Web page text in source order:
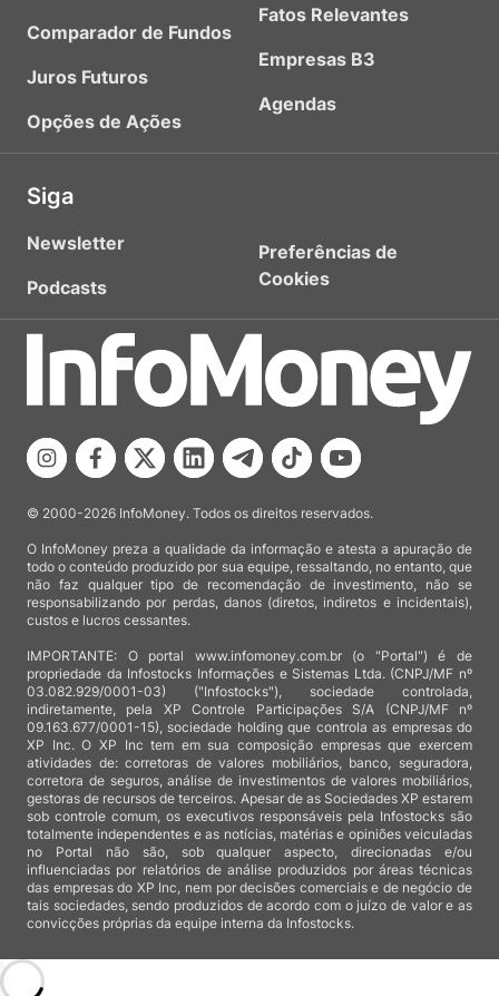
Comparador de Fundos
Juros Futuros
Opções de Ações
Fatos Relevantes
Empresas B3
Agendas
Siga
Newsletter
Podcasts
Preferências de
Cookies
© 2000-2026 InfoMoney. Todos os direitos reservados.
O InfoMoney preza a qualidade da informação e atesta a apuração de
todo o conteúdo produzido por sua equipe, ressaltando, no entanto, que
não faz qualquer tipo de recomendação de investimento, não se
responsabilizando por perdas, danos (diretos, indiretos e incidentais),
custos e lucros cessantes.
IMPORTANTE: O portal www.infomoney.com.br (o "Portal") é de
propriedade da Infostocks Informações e Sistemas Ltda. (CNPJ/MF nº
03.082.929/0001-03) ("Infostocks"), sociedade controlada,
indiretamente, pela XP Controle Participações S/A (CNPJ/MF nº
09.163.677/0001-15), sociedade holding que controla as empresas do
XP Inc. O XP Inc tem em sua composição empresas que exercem
atividades de: corretoras de valores mobiliários, banco, seguradora,
corretora de seguros, análise de investimentos de valores mobiliários,
gestoras de recursos de terceiros. Apesar de as Sociedades XP estarem
sob controle comum, os executivos responsáveis pela Infostocks são
totalmente independentes e as notícias, matérias e opiniões veiculadas
no Portal não são, sob qualquer aspecto, direcionadas e/ou
influenciadas por relatórios de análise produzidos por áreas técnicas
das empresas do XP Inc, nem por decisões comerciais e de negócio de
tais sociedades, sendo produzidos de acordo com o juízo de valor e as
convicções próprias da equipe interna da Infostocks.